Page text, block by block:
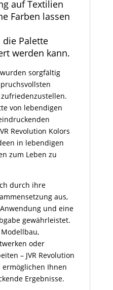
auf Textilien
Farben lassen
Palette
werden kann.
sorgfältig
von lebendigen
Revolution Kolors
in lebendigen
zum Leben zu
durch ihre
aus,
und eine
gewährleistet.
oder
– JVR Revolution
Ihnen
Ergebnisse.